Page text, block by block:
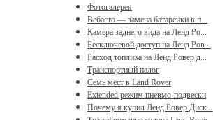
Фотогалерея
Вебасто — замена батарейки в п...
Камера заднего вида на Ленд Ро...
Бесключевой доступ на Ленд Ров...
Расход топлива на Ленд Ровер д...
Транспортный налог
Семь мест в Land Rover
Extended режим пневмо-подвески
Почему я купил Ленд Ровер Диск...